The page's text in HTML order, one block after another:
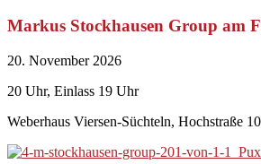
Markus Stockhausen Group am
20. November 2026
20 Uhr, Einlass 19 Uhr
Weberhaus Viersen-Süchteln, Hochstraße 10